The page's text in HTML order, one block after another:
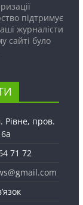
підтримує
журналісти
сайті було
Рівне, пров.
71 72